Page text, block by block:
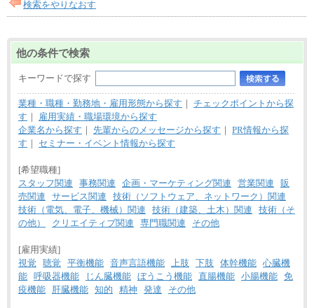
検索をやりなおす
他の条件で検索
キーワードで探す
業種・職種・勤務地・雇用形態から探す ｜ チェックポイントから探
す ｜
雇用実績・職場環境から探す
企業名から探す ｜ 先輩からのメッセージから探す ｜ PR情報から探
す ｜ セミナー・イベント情報から探す
[希望職種]
スタッフ関連
事務関連 企画・マーケティング関連 営業関連
販
売関連
サービス関連
技術（ソフトウェア、ネットワーク）関連
技術（電気、電子、機械）関連
技術（建築、土木）関連
技術（そ
の他）
クリエイティブ関連 専門職関連 その他
[雇用実績]
視覚
聴覚 平衡機能 音声言語機能 上肢 下肢 体幹機能 心臓機
能 呼吸器機能 じん臓機能 ぼうこう機能 直腸機能 小腸機能 免
疫機能
肝臓機能 知的 精神 発達 その他